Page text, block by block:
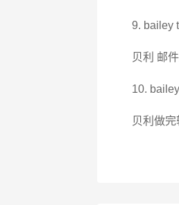
9. bailey
贝利 邮
10.
贝利做